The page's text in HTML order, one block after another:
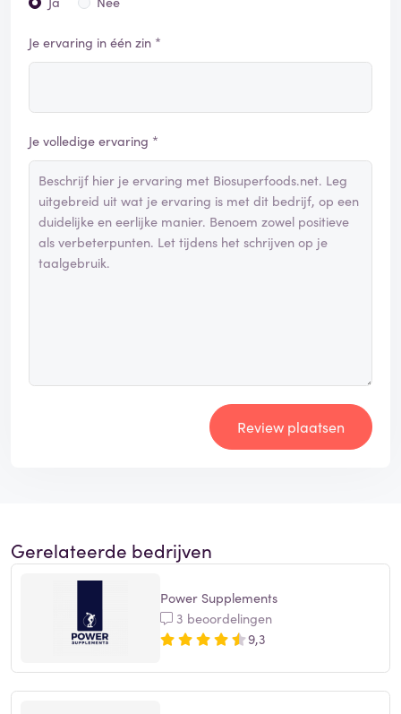
Je ervaring in één zin *
Je volledige ervaring *
Review plaatsen
Gerelateerde bedrijven
Power Supplements
3 beoordelingen
9,3